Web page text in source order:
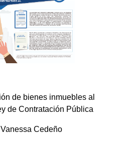
de bienes inmuebles al
de Contratación Pública
Vanessa Cedeño